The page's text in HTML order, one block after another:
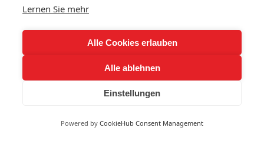
Tel: 040 7410‑0
Erreichbar: Mo–Do: 17:00–23:30,  Fr 17:00–Sa 07:30
Lernen Sie mehr
Alle Cookies erlauben
Alle ablehnen
Einstellungen
Powered by CookieHub Consent Management